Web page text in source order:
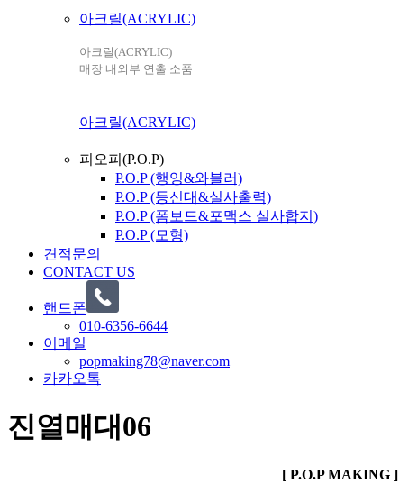
아크릴(ACRYLIC)
아크릴(ACRYLIC)
매장 내외부 연출 소품
아크릴(ACRYLIC)
피오피(P.O.P)
P.O.P (행잉&와블러)
P.O.P (등신대&실사출력)
P.O.P (폼보드&포맥스 실사합지)
P.O.P (모형)
견적문의
CONTACT US
핸드폰
010-6356-6644
이메일
popmaking78@naver.com
카카오톡
진열매대06
[ P.O.P MAKING ]